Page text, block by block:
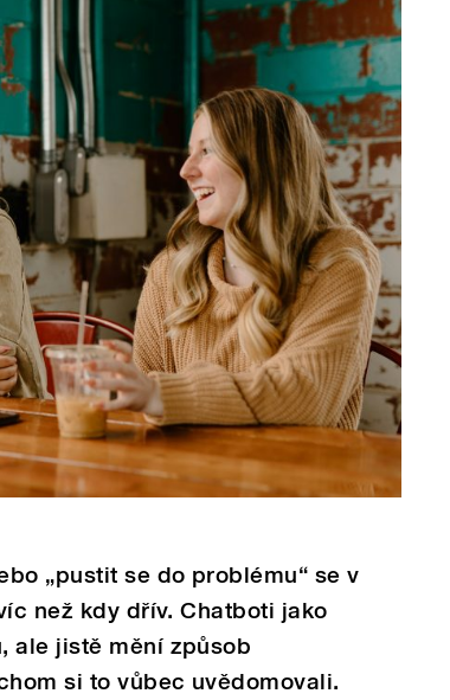
„pustit se do problému“ se v
než kdy dřív. Chatboti jako
ale jistě mění způsob
si to vůbec uvědomovali.